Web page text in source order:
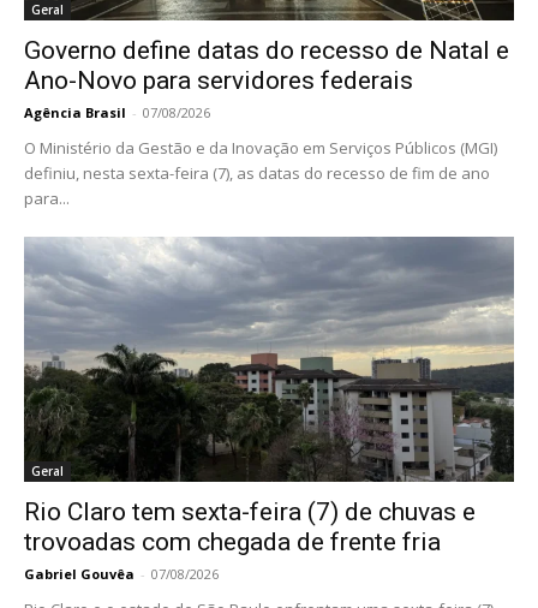
Geral
Governo define datas do recesso de Natal e
Ano-Novo para servidores federais
Agência Brasil - 07/08/2026
O Ministério da Gestão e da Inovação em Serviços Públicos (MGI)
definiu, nesta sexta-feira (7), as datas do recesso de fim de ano
para...
Geral
Rio Claro tem sexta-feira (7) de chuvas e
trovoadas com chegada de frente fria
Gabriel Gouvêa - 07/08/2026